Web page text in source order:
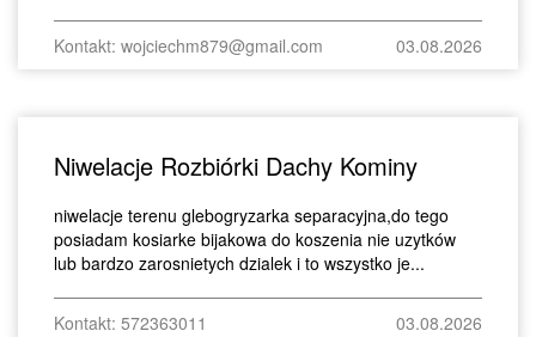
Kontakt: wojciechm879@gmail.com 03.08.2026
Niwelacje Rozbiórki Dachy Kominy
niwelacje terenu glebogryzarka separacyjna,do tego
posiadam kosiarke bijakowa do koszenia nie uzytków
lub bardzo zarosnietych dzialek i to wszystko je...
Kontakt: 572363011 03.08.2026